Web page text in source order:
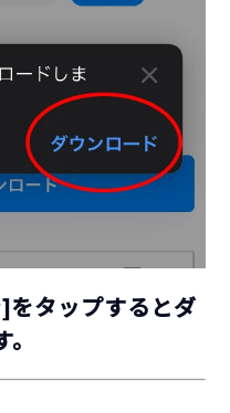
タップするとダ